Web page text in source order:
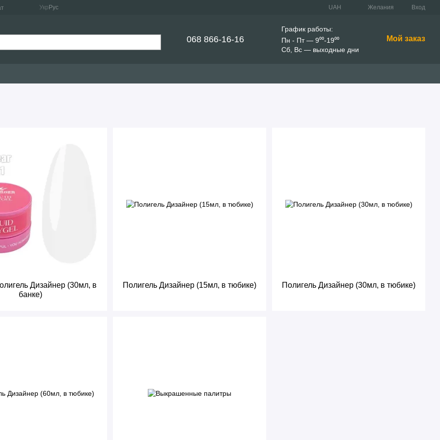
Укр Рус UAH Желания Вход
068 866-16-16
График работы:
Пн - Пт — 9⁰⁰-19⁰⁰
Сб, Вс — выходные дни
Мой заказ
Дизайнер (30мл, в
банке)
Полигель Дизайнер (15мл, в тюбике) Полигель Дизайнер (30мл, в тюбике)